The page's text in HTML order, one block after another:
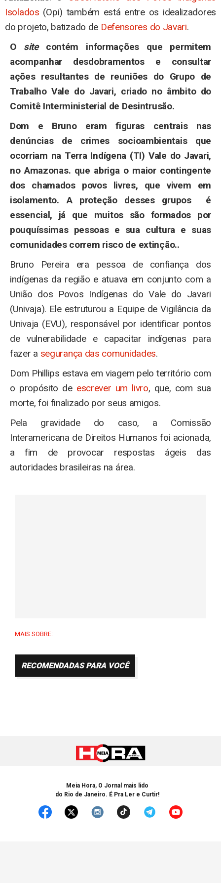
Isolados (Opi) também está entre os idealizadores
do projeto, batizado de Defensores do Javari.
Ositecontém informações que permitem
acompanhar desdobramentos e consultar
ações resultantes de reuniões do Grupo de
Trabalho Vale do Javari, criado no âmbito do
Comitê Interministerial de Desintrusão.
Dom e Bruno eram figuras centrais nas
denúncias de crimes socioambientais que
ocorriam na Terra Indígena (TI) Vale do Javari,
no Amazonas. que abriga o maior contingente
dos chamados povos livres, que vivem em
isolamento. A proteção desses grupos é
essencial, já que muitos são formados por
pouquíssimas pessoas e sua cultura e suas
comunidades correm risco de extinção..
Bruno Pereira era pessoa de confiança dos
indígenas da região e atuava em conjunto com a
União dos Povos Indígenas do Vale do Javari
(Univaja). Ele estruturou a Equipe de Vigilância da
Univaja (EVU), responsável por identificar pontos
de vulnerabilidade e capacitar indígenas para
fazer a segurança das comunidades.
Dom Phillips estava em viagem pelo território com
o propósito deescrever um livro, que, com sua
morte, foi finalizado por seus amigos.
Pela gravidade do caso, a Comissão
Interamericana de Direitos Humanos foi acionada,
a fim de provocar respostas ágeis das
autoridades brasileiras na área.
MAIS SOBRE:
RECOMENDADAS PARA VOCÊ
Meia Hora, O Jornal mais lido
do Rio de Janeiro. É Pra Ler e Curtir!